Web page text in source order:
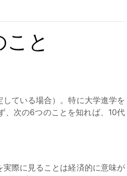
と
ている場合）。特に大学進学を
、次の6つのことを知れば、10代
際に見ることは経済的に意味が